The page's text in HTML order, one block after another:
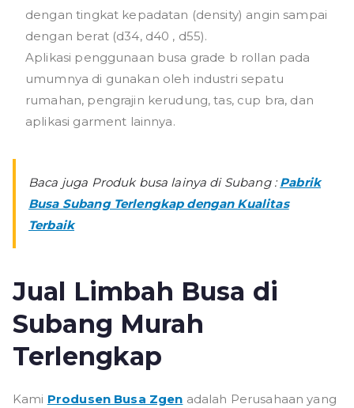
dengan tingkat kepadatan (density) angin sampai
dengan berat (d34, d40 , d55).
Aplikasi penggunaan busa grade b rollan pada
umumnya di gunakan oleh industri sepatu
rumahan, pengrajin kerudung, tas, cup bra, dan
aplikasi garment lainnya.
Baca juga Produk busa lainya di Subang :Pabrik
Busa Subang Terlengkap dengan Kualitas
Terbaik
Jual Limbah Busa di
Subang Murah
Terlengkap
Kami Produsen Busa Zgen adalah Perusahaan yang